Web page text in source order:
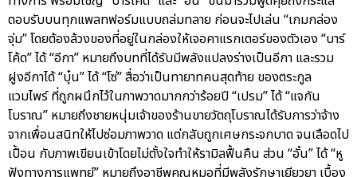
ตอบรับบนทุกแพลทฟอร์มแบบถล่มทลาย ก่อนจะไปเล่น “เกมกล่อง
จุ่ม” โดยต้องล้วงของที่อยู่ในกล่องให้เจอคาแรกเตอร์ของตัวเอง “บาร์
โค้ด” ได้ “อีกา” หมายถึงบทที่ได้รับมีพลังแปลงร่างเป็นอีกา และรวม
ฝูงอีกาได้ “บุ๋น” ได้ “โซ่” สื่อว่าเป็นทายาทคนสุดท้าย ของตระกูล
แวมไพร์ ที่ถูกผนึกไว้ในภาพวาดมากกว่าร้อยปี “เปรม” ได้ “แจกัน
โบราณ” หมายถึงชายหนุ่มเจ้าของร้านขายวัตถุโบราณได้รับการว่าจ้าง
จากเพื่อนสนิทให้ไปซ่อมภาพวาด แต่กลับถูกเศษกระจกบาด จนเลือดไป
เปื้อน กับภาพเขียนเข้าโดยไม่ตั้งใจทำให้รามิลฟื้นคืน ส่วน “อั๋น” ได้ “หู
ฟังทางการแพทย์” หมายถึงอาชีพคุณหมอที่มีพลังรักษาเยียวยา เบื้อง